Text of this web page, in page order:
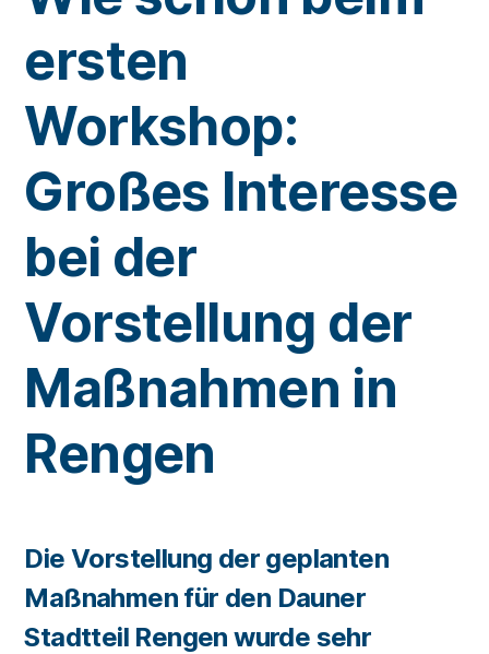
ersten
Workshop:
Großes Interesse
bei der
Vorstellung der
Maßnahmen in
Rengen
Die Vorstellung der geplanten
Maßnahmen für den Dauner
Stadtteil Rengen wurde sehr